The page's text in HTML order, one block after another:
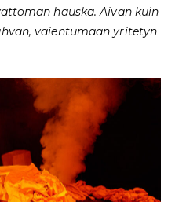
hauska. Aivan kuin
vaientumaan yritetyn